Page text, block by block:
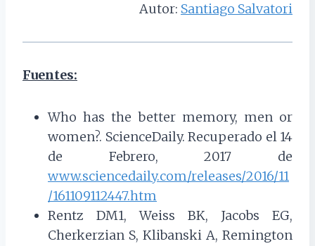
Autor: Santiago Salvatori
Fuentes:
Who has the better memory, men or
women?. ScienceDaily. Recuperado el 14
de Febrero, 2017 de
www.sciencedaily.com/releases/2016/11
/161109112447.htm
Rentz DM1, Weiss BK, Jacobs EG,
Cherkerzian S, Klibanski A, Remington